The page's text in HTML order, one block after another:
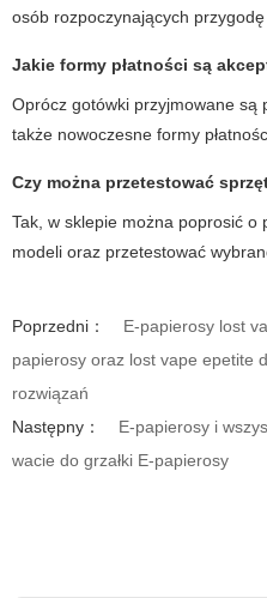
osób rozpoczynających
Jakie formy płatności są
Oprócz gotówki przyjmowane są
także nowoczesne formy
Czy można przetestować
Tak, w sklepie można poprosić o
modeli oraz przetestować
Poprzedni：
E-papierosy lost
papierosy oraz lost vape epetite
rozwiązań
Następny：
E-papierosy i
wacie do grzałki E-papierosy